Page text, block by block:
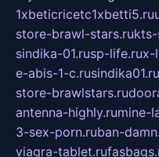
1xbeticricetc1xbetti5.ru
store-brawl-stars.rukts-
sindika-01.rusp-life.rux-
e-abis-1-c.rusindika01.ru
store-brawlstars.ru
antenna-highly.rumine-
3-sex-porn.ruban-
viagra-tablet.ru